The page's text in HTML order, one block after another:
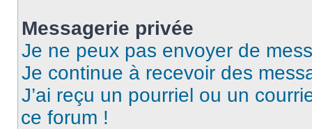
Messagerie privée
Je ne peux pas envoyer de
Je continue à recevoir des
J’ai reçu un pourriel ou un
ce forum !